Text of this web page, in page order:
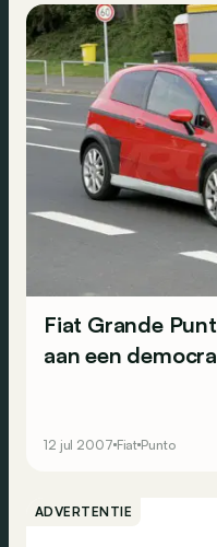
Fiat Grande
aan een
12 jul 2007 Fiat Punto
ADVERTENTIE